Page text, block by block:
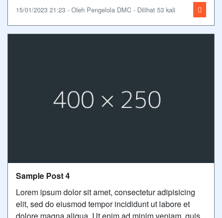
15/01/2023 21:23 - Oleh Pengelola DMC - Dilihat 53 kali
Sample Post 4
Lorem ipsum dolor sit amet, consectetur adipisicing
elit, sed do eiusmod tempor incididunt ut labore et